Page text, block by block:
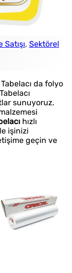
Satışı, Sektörel
da folyo
sunuyoruz.
hızlı
işinizi
geçin ve